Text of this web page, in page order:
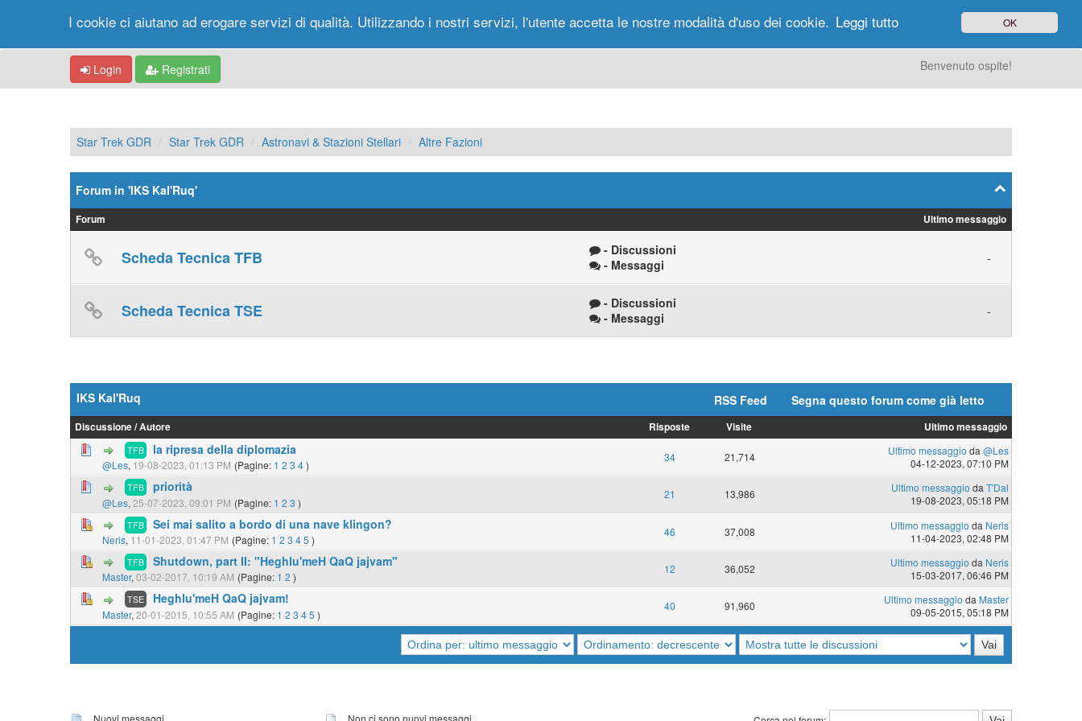
Portale Forum Nuovi Messaggi Messaggi di Oggi Ricerca Utenti
Login Registrati Benvenuto ospite!
Star Trek GDR Star Trek GDR Astronavi & Stazioni Stellari Altre Fazioni
Forum in 'IKS Kal'Ruq'
Forum Ultimo messaggio
Scheda Tecnica TFB
- Discussioni
- Messaggi
-
Scheda Tecnica TSE
- Discussioni
- Messaggi
-
IKS Kal'Ruq RSS Feed Segna questo forum come già letto
Discussione/Autore Risposte Visite Ultimo messaggio
TFB la ripresa della diplomazia
@Les, 19-08-2023, 01:13 PM (Pagine: 1 2 3 4)
34 21,714 Ultimo messaggio da @Les
04-12-2023, 07:10 PM
TFB priorità
@Les, 25-07-2023, 09:01 PM (Pagine: 1 2 3 )
21 13,986 Ultimo messaggio daT'Dal
19-08-2023, 05:18 PM
TFB Sei mai salito a bordo di una nave klingon?
Neris, 11-01-2023, 01:47 PM (Pagine: 1 2 3 45 )
46 37,008 Ultimo messaggio da Neris
11-04-2023, 02:48 PM
TFB Shutdown, part II: "Heghlu'meH QaQ jajvam"
Master, 03-02-2017, 10:19 AM (Pagine: 1 2 )
12 36,052 Ultimo messaggio da Neris
15-03-2017, 06:46 PM
TSE Heghlu'meH QaQ jajvam!
Master, 20-01-2015, 10:55 AM (Pagine: 1 2 3 45 )
40 91,960 Ultimo messaggio da Master
09-05-2015, 05:18 PM
Nuovi messaggi Non ci sono nuovi messaggi
I cookie ci aiutano ad erogare servizi di qualità. Utilizzando i nostri servizi, l'utente accetta le nostre modalità d'uso dei cookie. Leggi tutto OK